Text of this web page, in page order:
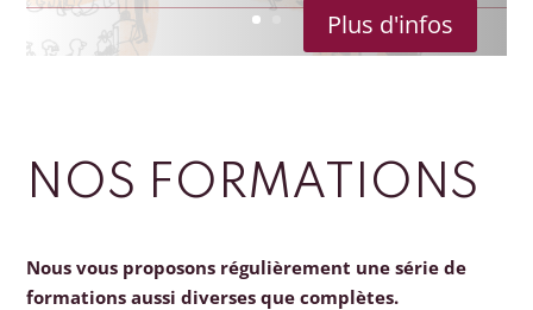
Plus d'infos
NOS FORMATIONS
Nous vous proposons régulièrement une série de
formations aussi diverses que complètes.